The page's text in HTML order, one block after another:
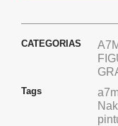
CATEGORIAS
Tags